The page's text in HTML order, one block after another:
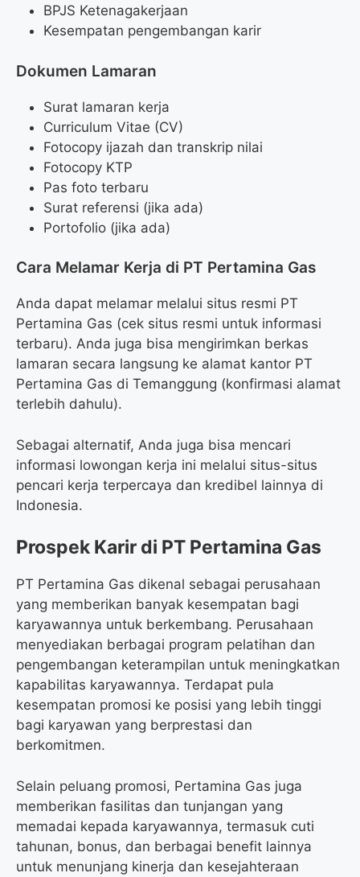
BPJS Ketenagakerjaan
Kesempatan pengembangan karir
Dokumen Lamaran
Surat lamaran kerja
Curriculum Vitae (CV)
Fotocopy ijazah dan transkrip nilai
Fotocopy KTP
Pas foto terbaru
Surat referensi (jika ada)
Portofolio (jika ada)
Cara Melamar Kerja di PT Pertamina Gas
Anda dapat melamar melalui situs resmi PT
Pertamina Gas (cek situs resmi untuk informasi
terbaru). Anda juga bisa mengirimkan berkas
lamaran secara langsung ke alamat kantor PT
Pertamina Gas di Temanggung (konfirmasi alamat
terlebih dahulu).
Sebagai alternatif, Anda juga bisa mencari
informasi lowongan kerja ini melalui situs-situs
pencari kerja terpercaya dan kredibel lainnya di
Indonesia.
Prospek Karir di PT Pertamina Gas
PT Pertamina Gas dikenal sebagai perusahaan
yang memberikan banyak kesempatan bagi
karyawannya untuk berkembang. Perusahaan
menyediakan berbagai program pelatihan dan
pengembangan keterampilan untuk meningkatkan
kapabilitas karyawannya. Terdapat pula
kesempatan promosi ke posisi yang lebih tinggi
bagi karyawan yang berprestasi dan
berkomitmen.
Selain peluang promosi, Pertamina Gas juga
memberikan fasilitas dan tunjangan yang
memadai kepada karyawannya, termasuk cuti
tahunan, bonus, dan berbagai benefit lainnya
untuk menunjang kinerja dan kesejahteraan